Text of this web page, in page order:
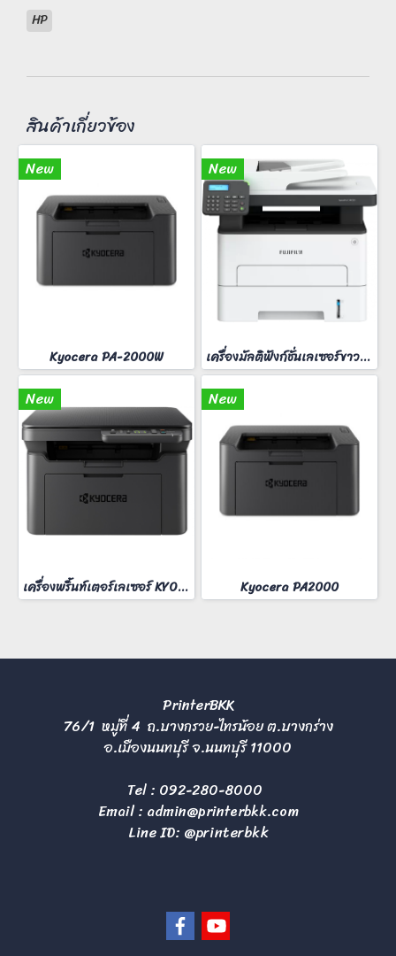
HP
สินค้าเกี่ยวข้อง
New
Kyocera PA-2000W
New
เครื่องมัลติฟังก์ชั่นเลเซอร์ขาวดำ FUJIFilm ApeosPort 3410SD
New
เครื่องพริ้นท์เตอร์เลเซอร์ KYOCERA MA-2000W
New
Kyocera PA2000
PrinterBKK
76/1 หมู่ที่ 4 ถ.บางกรวย-ไทรน้อย ต.บางกร่าง
อ.เมืองนนทบุรี จ.นนทบุรี 11000
Tel : 092-280-8000
Email : admin@printerbkk.com
Line ID: @printerbkk